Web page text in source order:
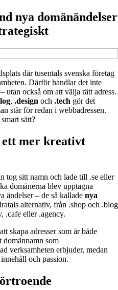
nya domänändelser
där tusentals svenska företag
Därför handlar det inte
utan också om att välja rätt adress.
, .design och .tech gör det
står för redan i webbadressen.
sätt?
ett mer kreativt
tog sitt namn och lade till .se eller
domänerna blev upptagna
ändelser – de så kallade nya
alternativ, från .shop och .blog
.cafe eller .agency.
skapa adresser som är både
domännamn som
verksamheten erbjuder, medan
och passion.